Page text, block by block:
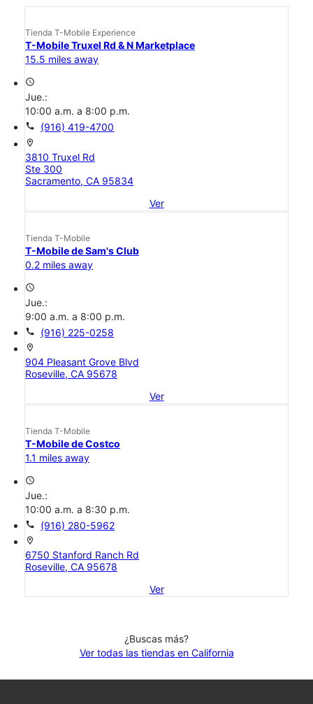
Tienda T-Mobile Experience
T-Mobile Truxel Rd & N Marketplace
15.5 miles away
access_time
Jue.:
10:00 a.m. a 8:00 p.m.
call (916) 419-4700
location_on
3810 Truxel Rd
Ste 300
Sacramento, CA 95834
Ver
Tienda T-Mobile
T-Mobile de Sam's Club
0.2 miles away
access_time
Jue.:
9:00 a.m. a 8:00 p.m.
call (916) 225-0258
location_on
904 Pleasant Grove Blvd
Roseville, CA 95678
Ver
Tienda T-Mobile
T-Mobile de Costco
1.1 miles away
access_time
Jue.:
10:00 a.m. a 8:30 p.m.
call (916) 280-5962
location_on
6750 Stanford Ranch Rd
Roseville, CA 95678
Ver
¿Buscas más?
Ver todas las tiendas en California